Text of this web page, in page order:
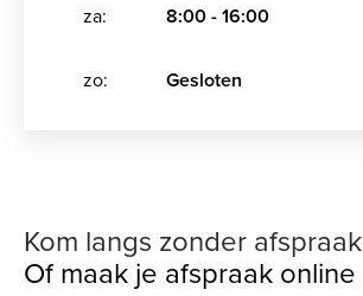
za: 8:00 - 16:00
zo: Gesloten
Kom langs zonder afspraak
Of maak je afspraak online